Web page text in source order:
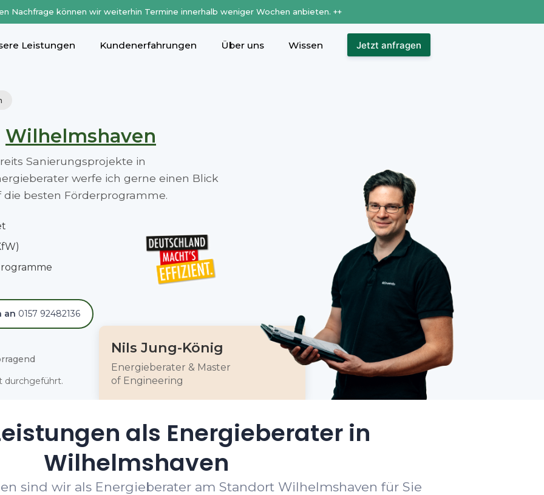
Nachfrage können wir weiterhin Termine innerhalb weniger Wochen anbieten. ++
Leistungen Kundenerfahrungen Über uns Wissen Jetzt anfragen
Wilhelmshaven
Sanierungsprojekte in
werfe ich gerne einen Blick
besten Förderprogramme.
an 0157 92482136
durchgeführt.
Nils Jung-König
Energieberater & Master
of Engineering
als Energieberater in
Wilhelmshaven
sind wir als Energieberater am Standort Wilhelmshaven für Sie